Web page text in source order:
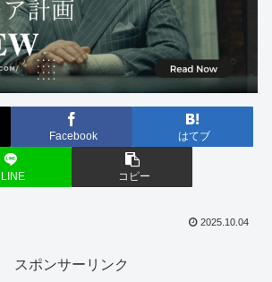
Facebook はてブ
LINE コピー
2025.10.04
スポンサーリンク